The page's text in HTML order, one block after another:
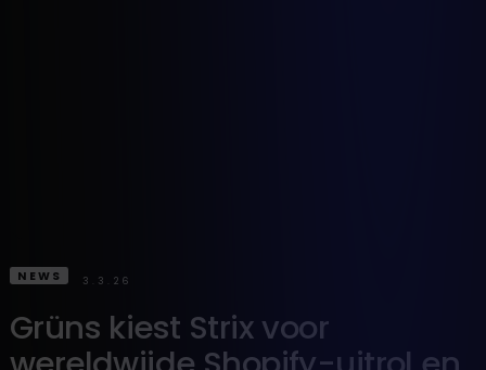
NEWS 3.3.26
Grüns kiest Strix voor